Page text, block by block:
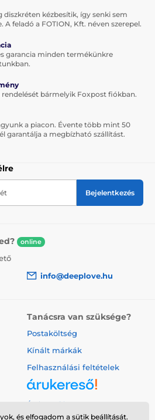
kézbesítik, így senki sem
A feladó a FOTION, Kft. néven szerepel.
garancia minden termékünkre
bármelyik Foxpost fiókban.
a piacon. Évente több mint 50
garantálja a megbízható szállítást.
Bejelentkezés
online
info@deeplove.hu
Tanácsra van szüksége?
Postaköltség
Kínált márkák
Felhasználási feltételek
Árukereső.hu
és elfogadom a sütik beállítását.